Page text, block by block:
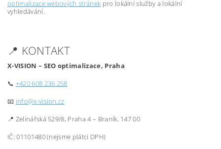
optimalizace webových stránek pro lokální služby a lokální
vyhledávání.
📍 KONTAKT
X-VISION – SEO optimalizace, Praha
📞 +420 608 236 258
📧 info@x-vision.cz
📍 Zelinářská 529/8, Praha 4 – Braník, 147 00
IČ: 01101480 (nejsme plátci DPH)